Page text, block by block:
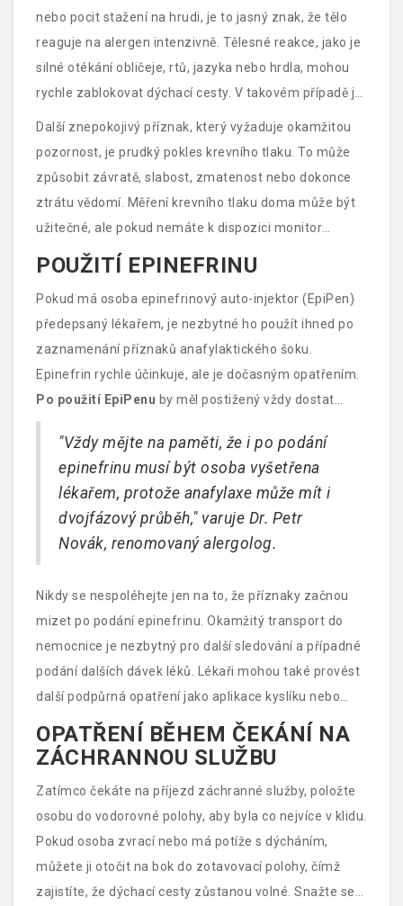
nebo pocit stažení na hrudi, je to jasný znak, že tělo
reaguje na alergen intenzivně. Tělesné reakce, jako je
silné otékání obličeje, rtů, jazyka nebo hrdla, mohou
rychle zablokovat dýchací cesty. V takovém případě je
důležité neváhat a ihned volat pomoc.
Další znepokojivý příznak, který vyžaduje okamžitou
pozornost, je prudký pokles krevního tlaku. To může
způsobit závratě, slabost, zmatenost nebo dokonce
ztrátu vědomí. Měření krevního tlaku doma může být
užitečné, ale pokud nemáte k dispozici monitor
krevního tlaku, dá se stav posoudit podle blikání nebo
vzpřímeně bez podpory a podobně.
POUŽITÍ EPINEFRINU
Pokud má osoba epinefrinový auto-injektor (EpiPen)
předepsaný lékařem, je nezbytné ho použít ihned po
zaznamenání příznaků anafylaktického šoku.
Epinefrin rychle účinkuje, ale je dočasným opatřením.
Po použití EpiPenu by měl postižený vždy dostat
odbornou lékařskou péči, protože příznaky se mohou
vrátit, když efekt injekce pomine.
"Vždy mějte na paměti, že i po podání
epinefrinu musí být osoba vyšetřena
lékařem, protože anafylaxe může mít i
dvojfázový průběh," varuje Dr. Petr
Novák, renomovaný alergolog.
Nikdy se nespoléhejte jen na to, že příznaky začnou
mizet po podání epinefrinu. Okamžitý transport do
nemocnice je nezbytný pro další sledování a případné
podání dalších dávek léků. Lékaři mohou také provést
další podpůrná opatření jako aplikace kyslíku nebo
intravenózní infuze tekutin, aby stabilizovali stav
pacienta.
OPATŘENÍ BĚHEM ČEKÁNÍ NA
ZÁCHRANNOU SLUŽBU
Zatímco čekáte na příjezd záchranné služby, položte
osobu do vodorovné polohy, aby byla co nejvíce v klidu.
Pokud osoba zvrací nebo má potíže s dýcháním,
můžete ji otočit na bok do zotavovací polohy, čímž
zajistíte, že dýchací cesty zůstanou volné. Snažte se